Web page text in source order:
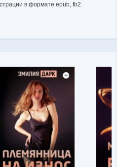
в формате epub, fb2.